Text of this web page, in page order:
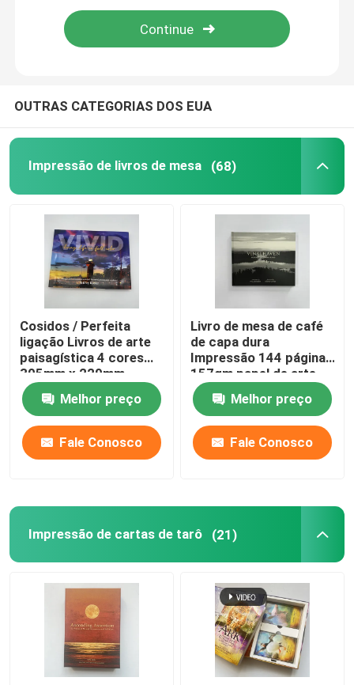
Impressão de livros infantis
Impressão de livros
Serviço de impressão de livros didáticos
Impressão de livros de arte em capa dura
Serviços de impressão de calendários
Impressão de periódicos personalizados
Impressão de livros para colorir
Impressão de Quadrinhos
Caixas de embalagem de presentes
OUTRAS CATEGORIAS DOS EUA
Impressão de livros de mesa (68)
Cosidos / Perfeita
ligação Livros de arte
paisagística 4 cores
305mm x 229mm
Melhor preço
Fale Conosco
Livro de mesa de café
de capa dura
Impressão 144 páginas
157gm papel de arte
Melhor preço
Fale Conosco
Impressão de cartas de tarô (21)